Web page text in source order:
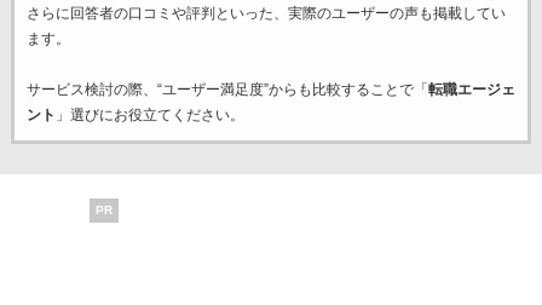
さらに回答者の口コミや評判といった、実際のユーザーの声も掲載してい
ます。
サービス検討の際、“ユーザー満足度”からも比較することで「 転職エージェ
ント 」選びにお役立てください。
PR